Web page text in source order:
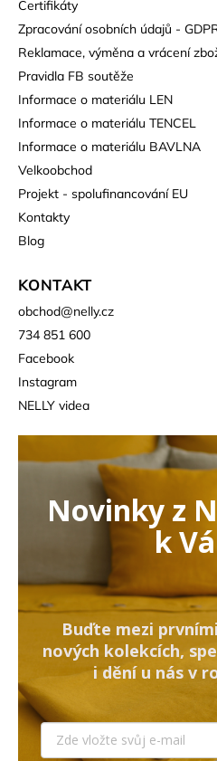
Certifikáty
Zpracování osobních údajů -
Reklamace, výměna a vrácení
Pravidla FB soutěže
Informace o materiálu LEN
Informace o materiálu TENCEL
Informace o materiálu BAVLNA
Velkoobchod
Projekt - spolufinancování EU
Kontakty
Blog
KONTAKT
obchod@nelly.cz
734 851 600
Facebook
Instagram
NELLY videa
Novinky z
k
Buďte mezi
nových kolekcích,
i dění u nás v